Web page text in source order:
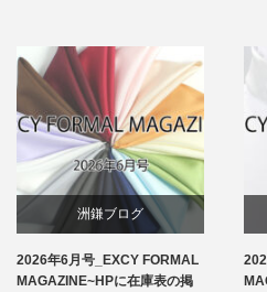
洲鎌ブログ
2026年6月号_EXCY FORMAL
MAGAZINE~HPに在庫表の掲